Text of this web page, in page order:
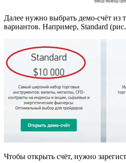
Далее нужно выбрать демо-счёт из
вариантов. Например, Standard
Чтобы открыть счёт, нужно